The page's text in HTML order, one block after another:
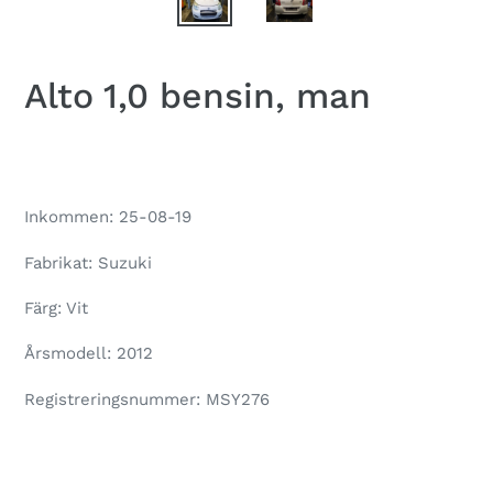
Alto 1,0 bensin, man
Inkommen: 25-08-19
Fabrikat: Suzuki
Färg: Vit
Årsmodell: 2012
Registreringsnummer: MSY276